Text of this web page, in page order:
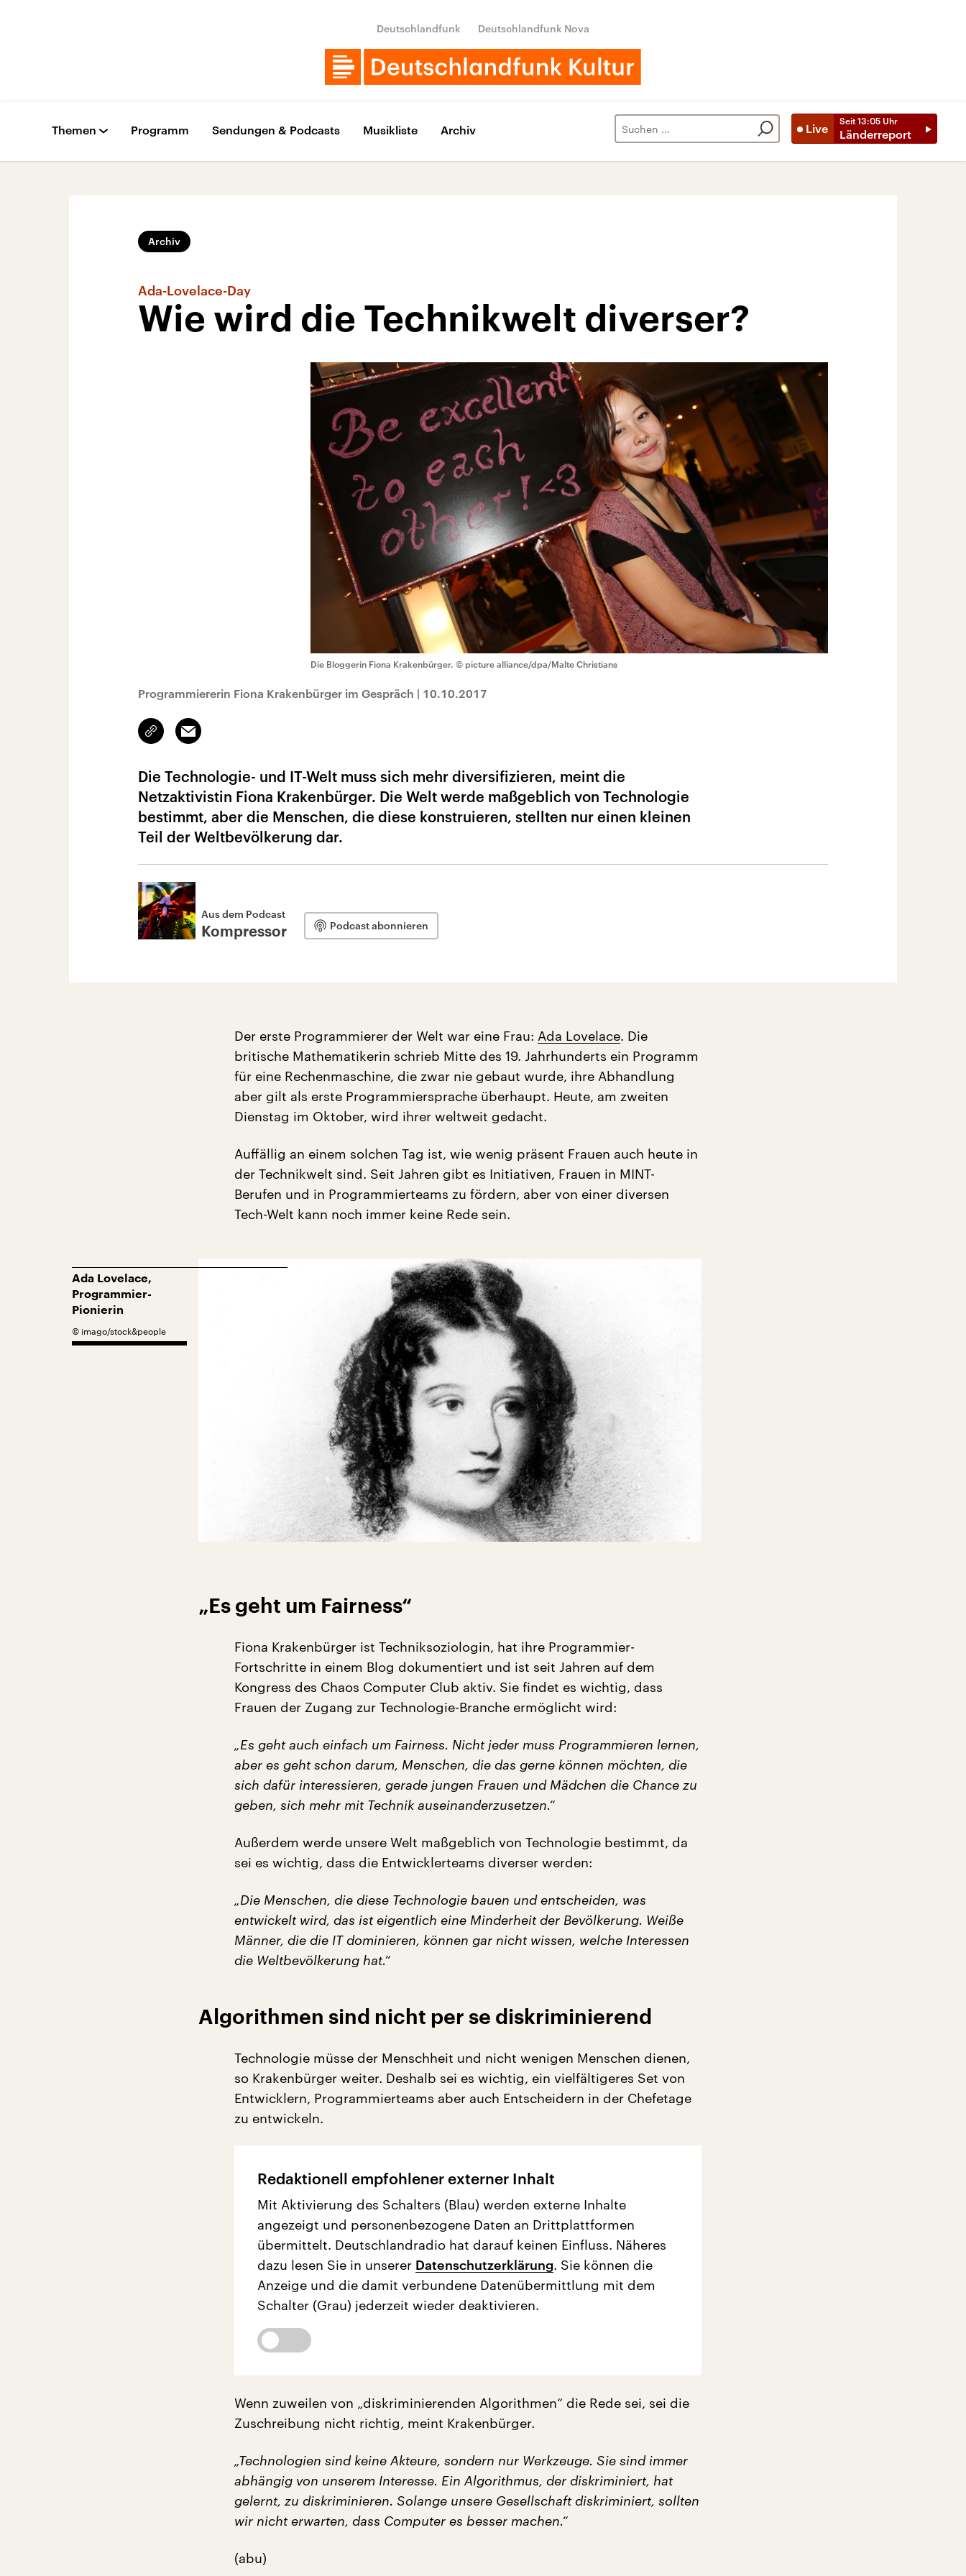
Deutschlandfunk Deutschlandfunk Nova
Live
Seit 13:05 Uhr
Länderreport
Themen Programm Sendungen & Podcasts Musikliste Archiv
Archiv
Ada-Lovelace-Day
Wie wird die Technikwelt diverser?
Die Bloggerin Fiona Krakenbürger. © picture alliance/dpa/Malte Christians
Programmiererin Fiona Krakenbürger im Gespräch | 10.10.2017
Link
kopieren/teilen
Email
Die Technologie- und IT-Welt muss sich mehr diversifizieren, meint die
Netzaktivistin Fiona Krakenbürger. Die Welt werde maßgeblich von Technologie
bestimmt, aber die Menschen, die diese konstruieren, stellten nur einen kleinen
Teil der Weltbevölkerung dar.
Aus dem Podcast
Kompressor Podcast abonnieren
Der erste Programmierer der Welt war eine Frau: Ada Lovelace. Die
britische Mathematikerin schrieb Mitte des 19. Jahrhunderts ein Programm
für eine Rechenmaschine, die zwar nie gebaut wurde, ihre Abhandlung
aber gilt als erste Programmiersprache überhaupt. Heute, am zweiten
Dienstag im Oktober, wird ihrer weltweit gedacht.
Auffällig an einem solchen Tag ist, wie wenig präsent Frauen auch heute in
der Technikwelt sind. Seit Jahren gibt es Initiativen, Frauen in MINT-
Berufen und in Programmierteams zu fördern, aber von einer diversen
Tech-Welt kann noch immer keine Rede sein.
Ada Lovelace,
Programmier-
Pionierin
© imago/stock&people
„Es geht um Fairness“
Fiona Krakenbürger ist Techniksoziologin, hat ihre Programmier-
Fortschritte in einem Blog dokumentiert und ist seit Jahren auf dem
Kongress des Chaos Computer Club aktiv. Sie findet es wichtig, dass
Frauen der Zugang zur Technologie-Branche ermöglicht wird:
„Es geht auch einfach um Fairness. Nicht jeder muss Programmieren lernen,
aber es geht schon darum, Menschen, die das gerne können möchten, die
sich dafür interessieren, gerade jungen Frauen und Mädchen die Chance zu
geben, sich mehr mit Technik auseinanderzusetzen.“
Außerdem werde unsere Welt maßgeblich von Technologie bestimmt, da
sei es wichtig, dass die Entwicklerteams diverser werden:
„Die Menschen, die diese Technologie bauen und entscheiden, was
entwickelt wird, das ist eigentlich eine Minderheit der Bevölkerung. Weiße
Männer, die die IT dominieren, können gar nicht wissen, welche Interessen
die Weltbevölkerung hat.“
Algorithmen sind nicht per se diskriminierend
Technologie müsse der Menschheit und nicht wenigen Menschen dienen,
so Krakenbürger weiter. Deshalb sei es wichtig, ein vielfältigeres Set von
Entwicklern, Programmierteams aber auch Entscheidern in der Chefetage
zu entwickeln.
Redaktionell empfohlener externer Inhalt
Mit Aktivierung des Schalters (Blau) werden externe Inhalte
angezeigt und personenbezogene Daten an Drittplattformen
übermittelt. Deutschlandradio hat darauf keinen Einfluss. Näheres
dazu lesen Sie in unserer Datenschutzerklärung. Sie können die
Anzeige und die damit verbundene Datenübermittlung mit dem
Schalter (Grau) jederzeit wieder deaktivieren.
Wenn zuweilen von „diskriminierenden Algorithmen“ die Rede sei, sei die
Zuschreibung nicht richtig, meint Krakenbürger.
„Technologien sind keine Akteure, sondern nur Werkzeuge. Sie sind immer
abhängig von unserem Interesse. Ein Algorithmus, der diskriminiert, hat
gelernt, zu diskriminieren. Solange unsere Gesellschaft diskriminiert, sollten
wir nicht erwarten, dass Computer es besser machen.“
(abu)